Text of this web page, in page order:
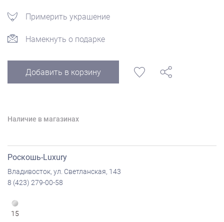
Примерить украшение
Намекнуть о подарке
Добавить в корзину
Наличие в магазинах
Роскошь-Luxury
Владивосток, ул. Светланская, 143
8 (423) 279-00-58
15